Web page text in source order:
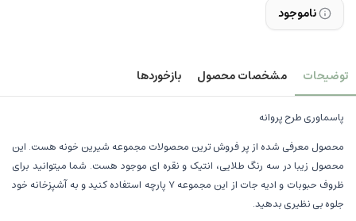
ناموجود
توضیحات مشخصات محصول بازخوردها
پاسماوری طرح پروانه
محصول معرفی شده از پر فروش ترین محصولات مجموعه شیرین خونه هست. این
محصول زیبا در سه رنگ طلایی، انتیک و نقره ای موجود هست. شما میتوانید برای
ظروف حبوبات و ادیه جات از این مجموعه 7 پارچه استفاده کنید و به آشپزخانه خود
جلوه بی نظیری بدهید.